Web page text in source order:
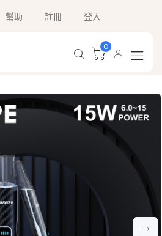
幫助 註冊 登入
0